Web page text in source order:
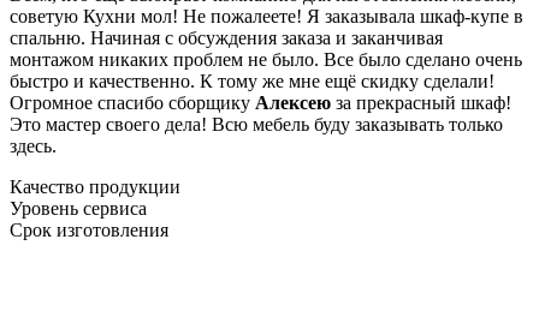
советую Кухни мол! Не пожалеете! Я заказывала шкаф-купе в
спальню. Начиная с обсуждения заказа и заканчивая
монтажом никаких проблем не было. Все было сделано очень
быстро и качественно. К тому же мне ещё скидку сделали!
Огромное спасибо сборщику Алексею за прекрасный шкаф!
Это мастер своего дела! Всю мебель буду заказывать только
здесь.
Качество продукции
Уровень сервиса
Срок изготовления